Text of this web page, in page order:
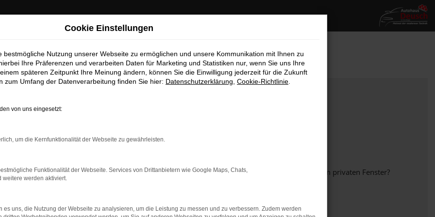
bestimmter Seiten verhindern. Funktioniert die Seite in einem anderen Browser oder in einem privaten Fenster?
auf dem neuesten Stand sind.
Cookie Einstellungen
bestmögliche Nutzung unserer Webseite zu ermöglichen und unsere Kommunikation mit Ihnen zu
Ihre Präferenzen und verarbeiten Daten für Marketing und Statistiken nur, wenn Sie uns Ihre
späteren Zeitpunkt Ihre Meinung ändern, können Sie die Einwilligung jederzeit für die Zukunft
zum Umfang der Datenverarbeitung finden Sie hier: Datenschutzerklärung Cookie-Richtlinie
von uns eingesetzt:
um die Kernfunktionalität der Webseite zu gewährleisten.
Funktionalität der Webseite. Services von Drittanbietern wie Google Maps, Chats,
weitere werden aktiviert.
es uns, die Nutzung der Webseite zu analysieren, um die Leistung zu messen und zu verbessern. Zudem werden